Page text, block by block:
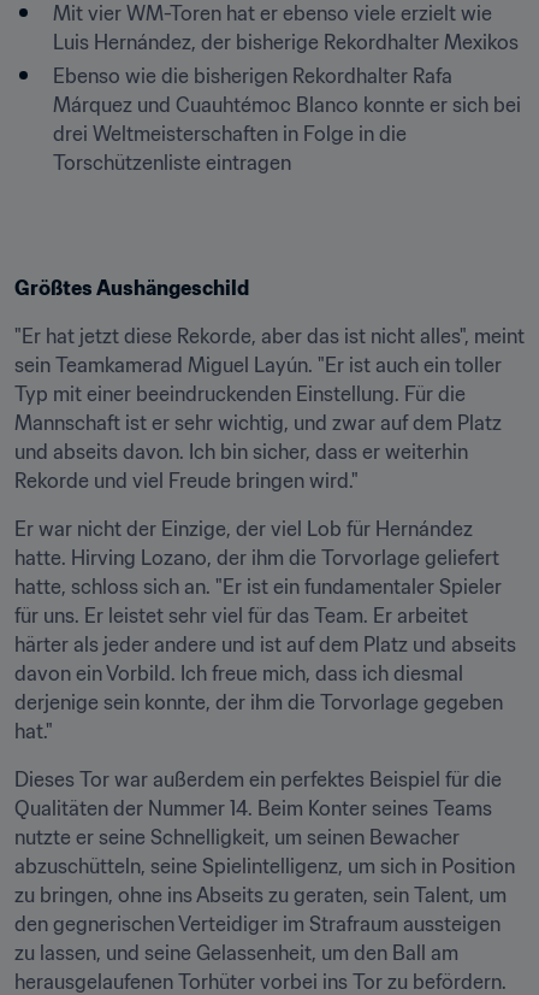
Mit vier WM-Toren hat er ebenso viele erzielt wie
Luis Hernández, der bisherige Rekordhalter Mexikos
Ebenso wie die bisherigen Rekordhalter Rafa
Márquez und Cuauhtémoc Blanco konnte er sich bei
drei Weltmeisterschaften in Folge in die
Torschützenliste eintragen
Größtes Aushängeschild
"Er hat jetzt diese Rekorde, aber das ist nicht alles", meint
sein Teamkamerad Miguel Layún. "Er ist auch ein toller
Typ mit einer beeindruckenden Einstellung. Für die
Mannschaft ist er sehr wichtig, und zwar auf dem Platz
und abseits davon. Ich bin sicher, dass er weiterhin
Rekorde und viel Freude bringen wird."
Er war nicht der Einzige, der viel Lob für Hernández
hatte. Hirving Lozano, der ihm die Torvorlage geliefert
hatte, schloss sich an. "Er ist ein fundamentaler Spieler
für uns. Er leistet sehr viel für das Team. Er arbeitet
härter als jeder andere und ist auf dem Platz und abseits
davon ein Vorbild. Ich freue mich, dass ich diesmal
derjenige sein konnte, der ihm die Torvorlage gegeben
hat."
Dieses Tor war außerdem ein perfektes Beispiel für die
Qualitäten der Nummer 14. Beim Konter seines Teams
nutzte er seine Schnelligkeit, um seinen Bewacher
abzuschütteln, seine Spielintelligenz, um sich in Position
zu bringen, ohne ins Abseits zu geraten, sein Talent, um
den gegnerischen Verteidiger im Strafraum aussteigen
zu lassen, und seine Gelassenheit, um den Ball am
herausgelaufenen Torhüter vorbei ins Tor zu befördern.